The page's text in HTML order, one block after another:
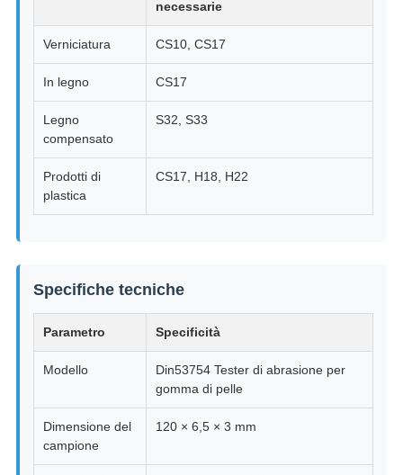
necessarie
Verniciatura CS10, CS17
In legno CS17
Legno
compensato
S32, S33
Prodotti di
plastica
CS17, H18, H22
Specifiche tecniche
Parametro Specificità
Modello
Din53754 Tester di abrasione per
gomma di pelle
Dimensione del
campione
120 × 6,5 × 3 mm